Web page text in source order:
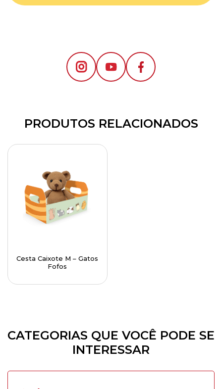
PRODUTOS RELACIONADOS
Cesta Caixote M – Gatos
Fofos
CATEGORIAS QUE VOCÊ PODE SE
INTERESSAR